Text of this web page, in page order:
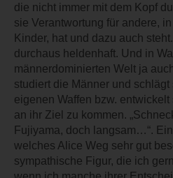
die nicht immer mit dem Kopf
sie Verantwortung für andere,
Kinder, hat und dazu auch
durchaus heldenhaft. Und in
männerdominierten Welt ja
studiert die Männer und
eigenen Waffen bzw.
an ihr Ziel zu kommen.
Fujiyama, doch langsam…“.
welches Alice Weg sehr gut
sympathische Figur, die ich